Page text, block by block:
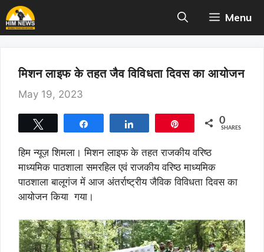
Skip
to
content
Menu
मिशन लाइफ के तहत जैव विविधता दिवस का आयोजन
May 19, 2023
0
SHARES
हिम न्यूज़ शिमला। मिशन लाइफ के तहत राजकीय वरिष्ठ
माध्यमिक पाठशाला समरहिल एवं राजकीय वरिष्ठ माध्यमिक
पाठशाला बालूगंज में आज अंतर्राष्ट्रीय जैविक विविधता दिवस का
आयोजन किया गया।